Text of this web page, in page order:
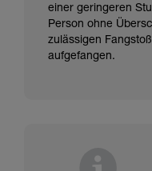
einer geringeren
Person ohne
zulässigen
aufgefangen.